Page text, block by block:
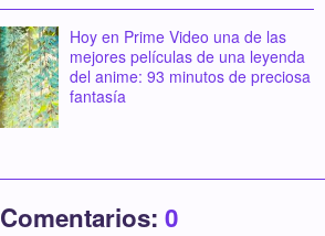
Hoy en Prime Video una de las
mejores películas de una leyenda
del anime: 93 minutos de preciosa
fantasía
Comentarios: 0